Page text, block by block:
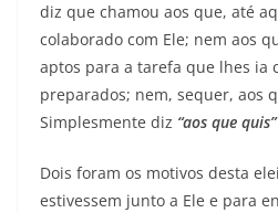
diz que chamou aos que, até
colaborado com Ele; nem aos
aptos para a tarefa que lhes ia
preparados; nem, sequer, aos
Simplesmente diz “aos que quis”
Dois foram os motivos desta
estivessem junto a Ele e para